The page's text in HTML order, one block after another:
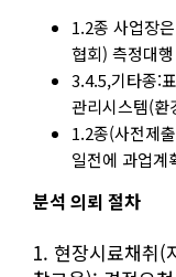
1.2종 사업장
협회) 측정대
3.4.5,기타종:
관리시스템(환
1.2종(사전제
일전에 과업계
분석 의뢰 절차
1. 현장시료채취(